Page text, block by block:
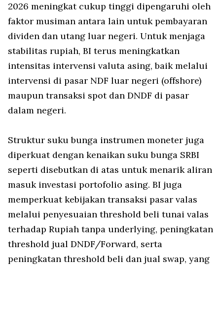
2026 meningkat cukup tinggi dipengaruhi oleh
faktor musiman antara lain untuk pembayaran
dividen dan utang luar negeri. Untuk menjaga
stabilitas rupiah, BI terus meningkatkan
intensitas intervensi valuta asing, baik melalui
intervensi di pasar NDF luar negeri (offshore)
maupun transaksi spotdan DNDF di pasar
dalam negeri.
Struktur suku bunga instrumen moneter juga
diperkuat dengan kenaikan suku bunga SRBI
seperti disebutkan di atas untuk menarik aliran
masuk investasi portofolio asing. BI juga
memperkuat kebijakan transaksi pasar valas
melalui penyesuaian thresholdbeli tunai valas
terhadap Rupiah tanpa underlying, peningkatan
threshold jual DNDF/Forward, serta
peningkatan thresholdbeli dan jual swap, yang